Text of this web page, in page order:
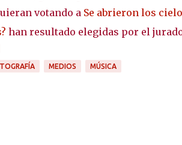
votando a Se abrieron los
han resultado elegidas por el
MEDIOS MÚSICA